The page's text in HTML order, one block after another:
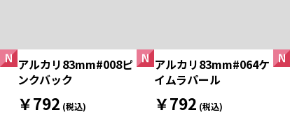
アルカリ83mm#008ピ
ンクバック
￥792 (税込)
アルカリ83mm#064ケ
イムラパール
￥792 (税込)